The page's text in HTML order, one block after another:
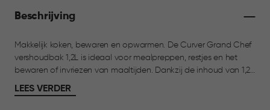
Beschrijving
Makkelijk koken, bewaren en opwarmen. De Curver Grand Chef
vershoudbak 1,2L is ideaal voor mealpreppen, restjes en het
bewaren of invriezen van maaltijden. Dankzij de inhoud van 1,2
liter is dit bakje perfect voor volledige eenpersoonsmaaltijden,
pasta, rijstgerechten, stoofschotels of grotere porties groenten.
LEES VERDER